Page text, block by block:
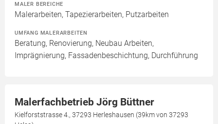
MALER BEREICHE
Malerarbeiten, Tapezierarbeiten, Putzarbeiten
UMFANG MALERARBEITEN
Beratung, Renovierung, Neubau Arbeiten,
Imprägnierung, Fassadenbeschichtung, Durchführung
Malerfachbetrieb Jörg Büttner
Kielforststrasse 4., 37293 Herleshausen (39km von 37293